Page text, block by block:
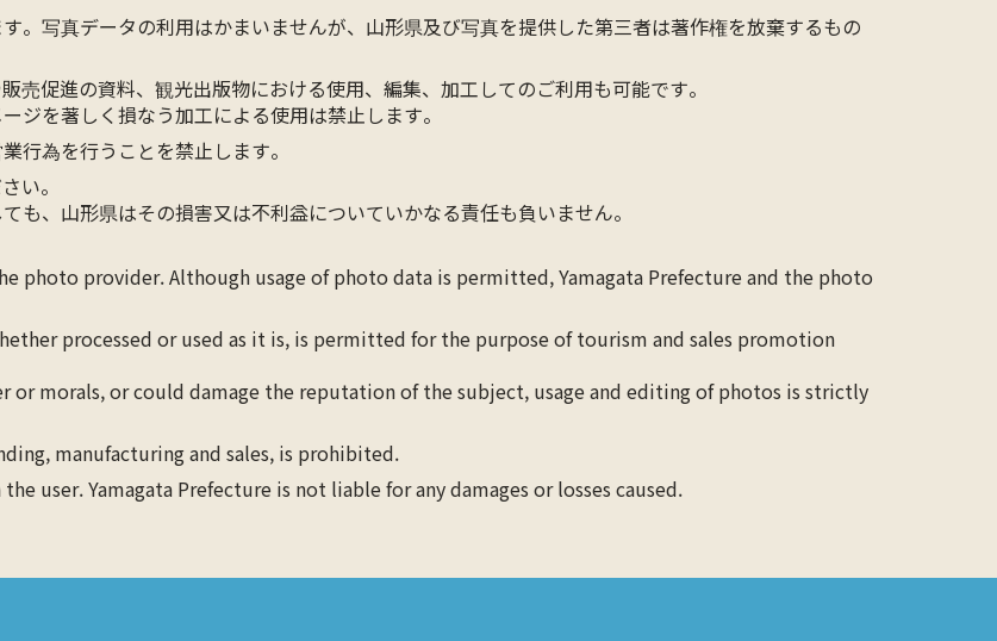
。写真データの利用はかまいませんが、山形県及び写真を提供した第三者は著作権を放棄するもの
売促進の資料、観光出版物における使用、編集、加工してのご利用も可能です。
ジを著しく損なう加工による使用は禁止します。
行為を行うことを禁止します。
い。
も、山形県はその損害又は不利益についていかなる責任も負いません。
photo provider. Although usage of photo data is permitted, Yamagata Prefecture and the photo
processed or used as it is, is permitted for the purpose of tourism and sales promotion
or morals, or could damage the reputation of the subject, usage and editing of photos is strictly
manufacturing and sales, is prohibited.
user. Yamagata Prefecture is not liable for any damages or losses caused.